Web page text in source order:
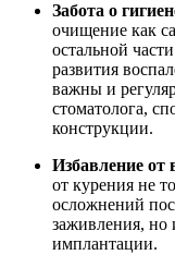
Забота о
очищение как
остальной
развития
важны и
стоматолога,
конструкции.
Избавление
от курения не
осложнений
заживления,
имплантации.